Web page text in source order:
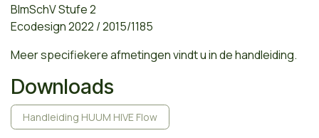
BImSchV Stufe 2
Ecodesign 2022 / 2015/1185
Meer specifiekere afmetingen vindt u in de handleiding.
Downloads
Handleiding HUUM HIVE Flow